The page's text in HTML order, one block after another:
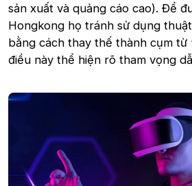
sản xuất và quảng cáo cao). Để
Hongkong họ tránh sử dụng
bằng cách thay thế thành cụm từ
điều này thể hiện rõ tham vọng